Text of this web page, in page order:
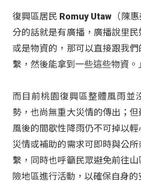
復興區居民 Romuy Utaw（陳
分的話就是有廣播，廣播說里
或是物資的，那可以直接跟我
繫，然後能拿到一些這些物資。
而目前桃園復興區整體風雨並
勢，也尚無重大災情的傳出；
風後的間歇性降雨仍不可掉以
災情或補助的需求可即時與公
繫，同時也呼籲民眾避免前往
險地區進行活動，以確保自身的